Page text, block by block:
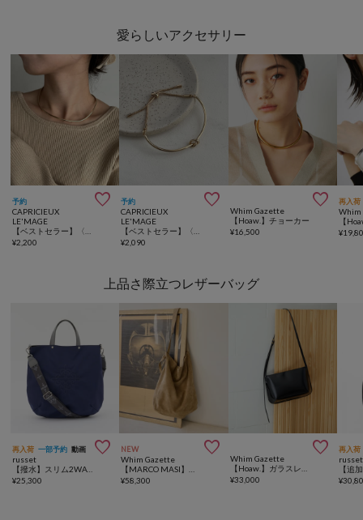
愛らしいアクセサリー
予約 
CAPRICIEUX
LE'MAGE
¥2,200
予約 
CAPRICIEUX
LE'MAGE
¥2,090

Whim Gazette
【Hoaw.】チョーカー
¥16,500
再入荷
Whim
¥
上品さ際立つレザーバッグ
再入荷 一部予約 動画 
russet
¥25,300
NEW 
Whim Gazette
¥58,300

Whim Gazette
¥33,000
再入荷
russet
¥